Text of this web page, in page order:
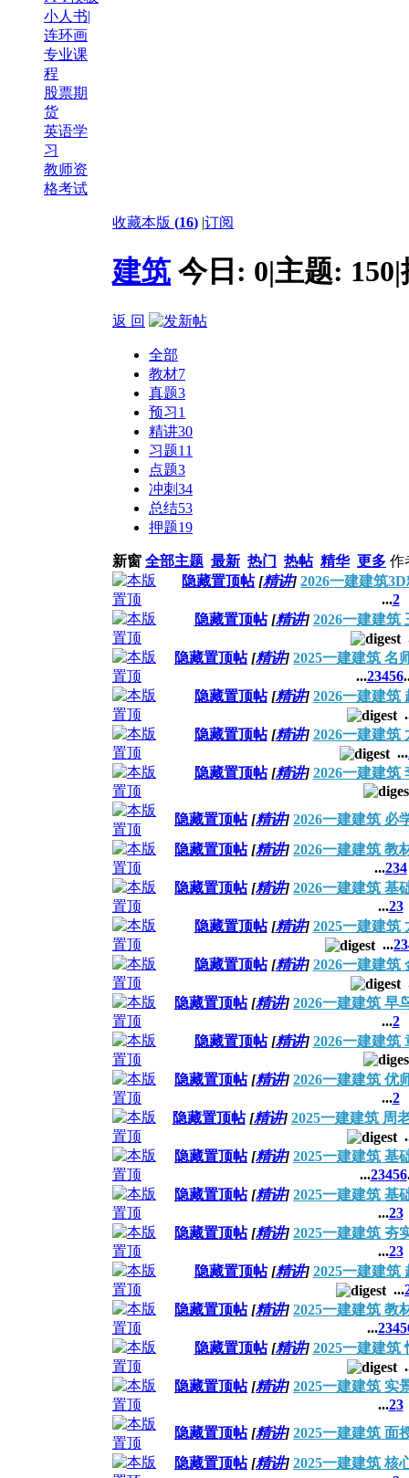
小人书|
连环画
专业课
程
股票期
货
英语学
习
教师资
格考试
收藏本版 (16) |订阅
建筑 今日: 0|主题: 150|
返 回
全部
教材7
真题3
预习1
精讲30
习题11
点题3
冲刺34
总结53
押题19
新窗 全部主题 最新 热门 热帖 精华 更多 作
隐藏置顶帖 [精讲] 2026一建建筑
...2
隐藏置顶帖 [精讲] 2026一建建筑
隐藏置顶帖 [精讲] 2025一建建筑 名
...23456
隐藏置顶帖 [精讲] 2026一建建筑
隐藏置顶帖 [精讲] 2026一建建筑
...
隐藏置顶帖 [精讲] 2026一建建筑
隐藏置顶帖 [精讲] 2026一建建筑 必
隐藏置顶帖 [精讲] 2026一建建筑 教
...234
隐藏置顶帖 [精讲] 2026一建建筑 基
...23
隐藏置顶帖 [精讲] 2025一建建筑
...23
隐藏置顶帖 [精讲] 2026一建建筑
隐藏置顶帖 [精讲] 2026一建建筑 早
...2
隐藏置顶帖 [精讲] 2026一建建筑
隐藏置顶帖 [精讲] 2026一建建筑 优
...2
隐藏置顶帖 [精讲] 2025一建建筑 周
隐藏置顶帖 [精讲] 2025一建建筑 基
...23456
隐藏置顶帖 [精讲] 2025一建建筑 基
...23
隐藏置顶帖 [精讲] 2025一建建筑 夯
...23
隐藏置顶帖 [精讲] 2025一建建筑
...
隐藏置顶帖 [精讲] 2025一建建筑 教
...2345
隐藏置顶帖 [精讲] 2025一建建筑
隐藏置顶帖 [精讲] 2025一建建筑 实
...23
隐藏置顶帖 [精讲] 2025一建建筑 面
隐藏置顶帖 [精讲] 2025一建建筑 核